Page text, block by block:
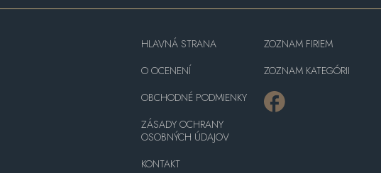
HLAVNÁ STRANA
O OCENENÍ
OBCHODNÉ PODMIENKY
ZÁSADY OCHRANY
OSOBNÝCH ÚDAJOV
KONTAKT
ZOZNAM FIRIEM
ZOZNAM KATEGÓRII